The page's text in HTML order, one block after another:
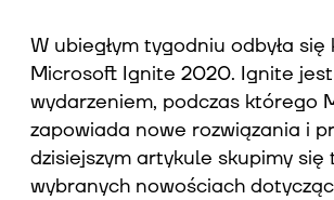
Kontakt
W ubiegłym tygodniu odbyła
Microsoft Ignite 2020. Ignite
wydarzeniem, podczas którego
zapowiada nowe rozwiązania i
dzisiejszym artykule skupimy się
wybranych nowościach